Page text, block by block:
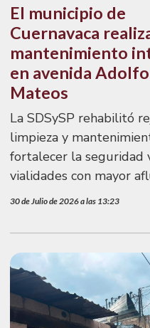
El municipio de
Cuernavaca
mantenimiento
en avenida
Mateos
La SDSySP rehabilitó
limpieza y
fortalecer la seguridad
vialidades con mayor
30 de Julio de 2026 a las 13:23